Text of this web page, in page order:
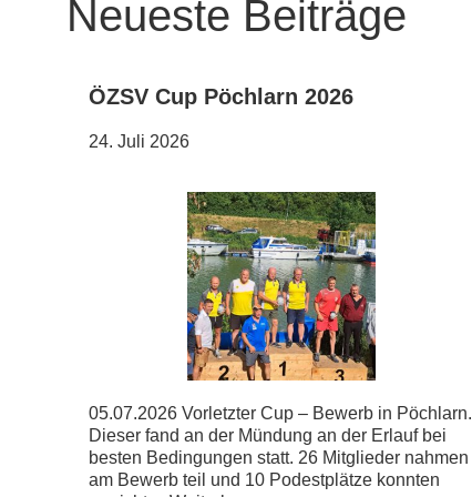
Neueste Beiträge
ÖZSV Cup Pöchlarn 2026
24. Juli 2026
05.07.2026 Vorletzter Cup – Bewerb in Pöchlarn.
Dieser fand an der Mündung an der Erlauf bei
besten Bedingungen statt. 26 Mitglieder nahmen
am Bewerb teil und 10 Podestplätze konnten